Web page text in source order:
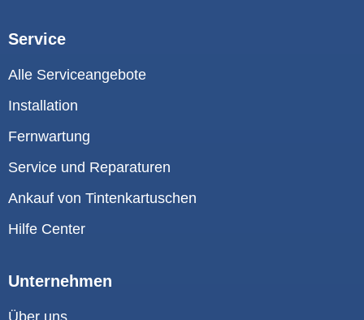
Service
Alle Serviceangebote
Installation
Fernwartung
Service und Reparaturen
Ankauf von Tintenkartuschen
Hilfe Center
Unternehmen
Über uns